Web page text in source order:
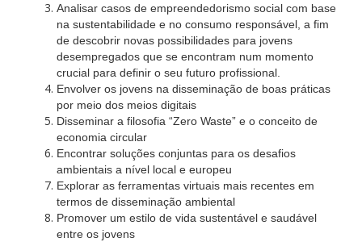
Analisar casos de empreendedorismo social com base
na sustentabilidade e no consumo responsável, a fim
de descobrir novas possibilidades para jovens
desempregados que se encontram num momento
crucial para definir o seu futuro profissional.
Envolver os jovens na disseminação de boas práticas
por meio dos meios digitais
Disseminar a filosofia “Zero Waste” e o conceito de
economia circular
Encontrar soluções conjuntas para os desafios
ambientais a nível local e europeu
Explorar as ferramentas virtuais mais recentes em
termos de disseminação ambiental
Promover um estilo de vida sustentável e saudável
entre os jovens